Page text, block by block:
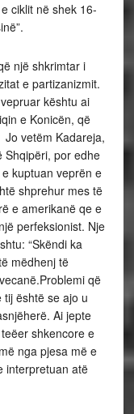
ciklit në shek 16-
një shkrimtar i
e partizanizmit.
kështu ai
e Konicën, që
vetëm Kadareja,
Shqipëri, por edhe
kuptuan veprën e
shprehur mes të
e amerikanë qe e
perfeksionist. Nje
“Skëndi ka
mëdhenj të
që
është se ajo u
Ai jepte
shkencore e
nga pjesa më e
interpretuan atë